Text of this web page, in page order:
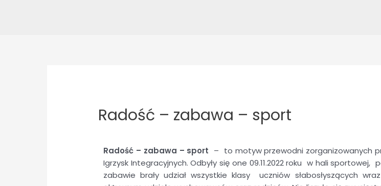
Radość – zabawa – sport
Radość – zabawa – sport – to motyw przewodni zorganizowanych
Igrzysk Integracyjnych. Odbyły się one 09.11.2022 roku w hali sportowej,
zabawie brały udział wszystkie klasy
uczniów słabosłyszących